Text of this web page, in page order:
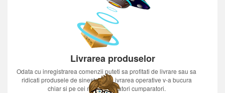
Livrarea produselor
Odata cu inregistrarea comenzii puteti sa profitati de livrare sau sa
ridicati produsele de sinestatator.Livrarea operative v-a bucura
chiar si pe cei mai nerabdatori cumparatori.